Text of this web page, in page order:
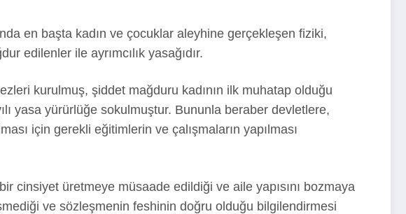
en başta kadın ve çocuklar aleyhine gerçekleşen fiziki,
edilenler ile ayrımcılık yasağıdır.
kurulmuş, şiddet mağduru kadının ilk muhatap olduğu
yasa yürürlüğe sokulmuştur. Bununla beraber devletlere,
için gerekli eğitimlerin ve çalışmaların yapılması
üretmeye müsaade edildiği ve aile yapısını bozmaya
ve sözleşmenin feshinin doğru olduğu bilgilendirmesi